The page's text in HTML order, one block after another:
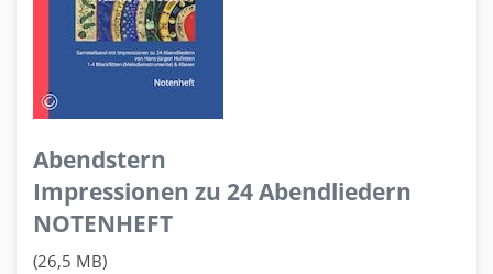
Abendstern
Impressionen zu 24 Abendliedern
NOTENHEFT
(26,5 MB)